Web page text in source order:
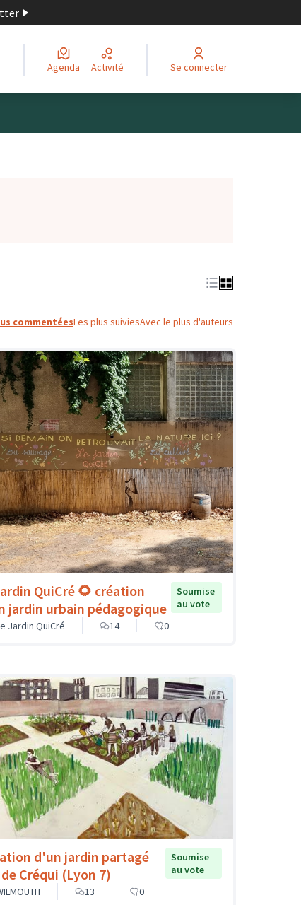
Agenda Activité Se connecter
commentéesLes plus suiviesAvec le plus d'auteurs
QuiCré 🌻 création
jardin urbain pédagogique
Soumise
au vote
Jardin QuiCré
14 0
d'un jardin partagé
Créqui (Lyon 7)
Soumise
au vote
13 0